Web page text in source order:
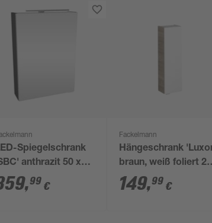
Spiegelschrank
anthrazit 50 x
x 15,3 cm links
,99 €
Fackelmann
Hängeschrank
braun, weiß foliert 20
x 68 x 16 cm
149,99 €